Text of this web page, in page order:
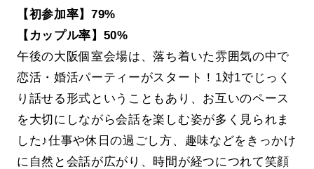
【初参加率】79%
【カップル率】50%
午後の大阪個室会場は、落ち着いた雰囲気の中で
恋活・婚活パーティーがスタート！1対1でじっく
り話せる形式ということもあり、お互いのペース
を大切にしながら会話を楽しむ姿が多く見られま
した♪仕事や休日の過ごし方、趣味などをきっかけ
に自然と会話が広がり、時間が経つにつれて笑顔